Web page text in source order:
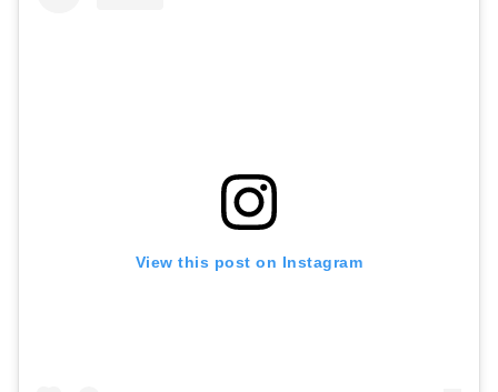
View this post on Instagram